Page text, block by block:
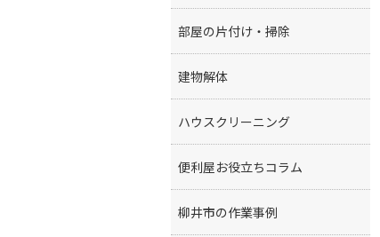
部屋の片付け・掃除
建物解体
ハウスクリーニング
便利屋お役立ちコラム
柳井市の作業事例